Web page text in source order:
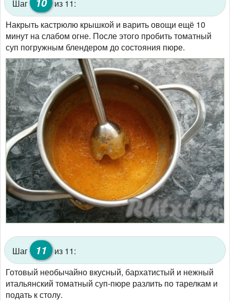
Шаг
из 11:
Накрыть кастрюлю крышкой и варить овощи ещё 10
минут на слабом огне. После этого пробить томатный
суп погружным блендером до состояния пюре.
Шаг 11 из 11:
Готовый необычайно вкусный, бархатистый и нежный
итальянский томатный суп-пюре разлить по тарелкам и
подать к столу.